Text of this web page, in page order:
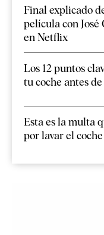
Final explicado
película con José
en Netflix
Los 12 puntos
tu coche antes
Esta es la multa
por lavar el